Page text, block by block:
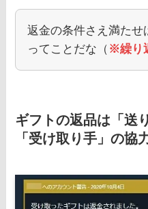
返金の条件さえ満たせ
ってことだな（ ※繰り
ギフトの返品は「送
「受け取り手」の協